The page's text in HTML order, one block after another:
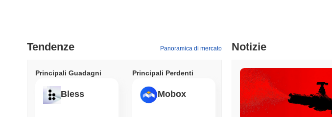
Tendenze Panoramica di mercato
Principali Guadagni
Bless
Principali Perdenti
Mobox
Notizie